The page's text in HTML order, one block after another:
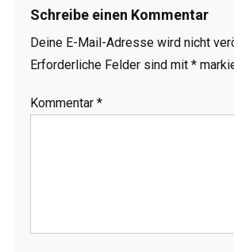
Schreibe einen Kommentar
Deine E-Mail-Adresse wird nicht
Erforderliche Felder sind mit *
Kommentar *